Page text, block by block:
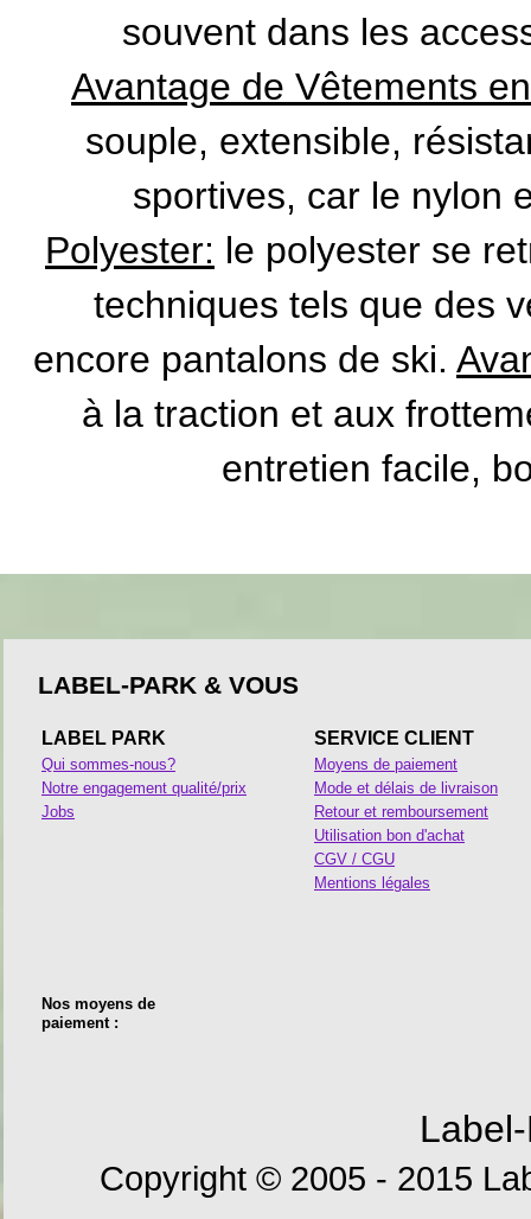
souvent dans les
Avantage de Vêtements
souple, extensible,
sportives, car le nylon
Polyester: le polyester se
techniques tels que des
encore pantalons de ski.
à la traction et aux
entretien facile,
LABEL-PARK & VOUS
LABEL PARK
Qui sommes-nous?
Notre engagement qualité/prix
Jobs
SERVICE CLIENT
Moyens de paiement
Mode et délais de livraison
Retour et remboursement
Utilisation bon d'achat
CGV / CGU
Mentions légales
Nos moyens de
paiement :
Copyright © 2005 - 2015